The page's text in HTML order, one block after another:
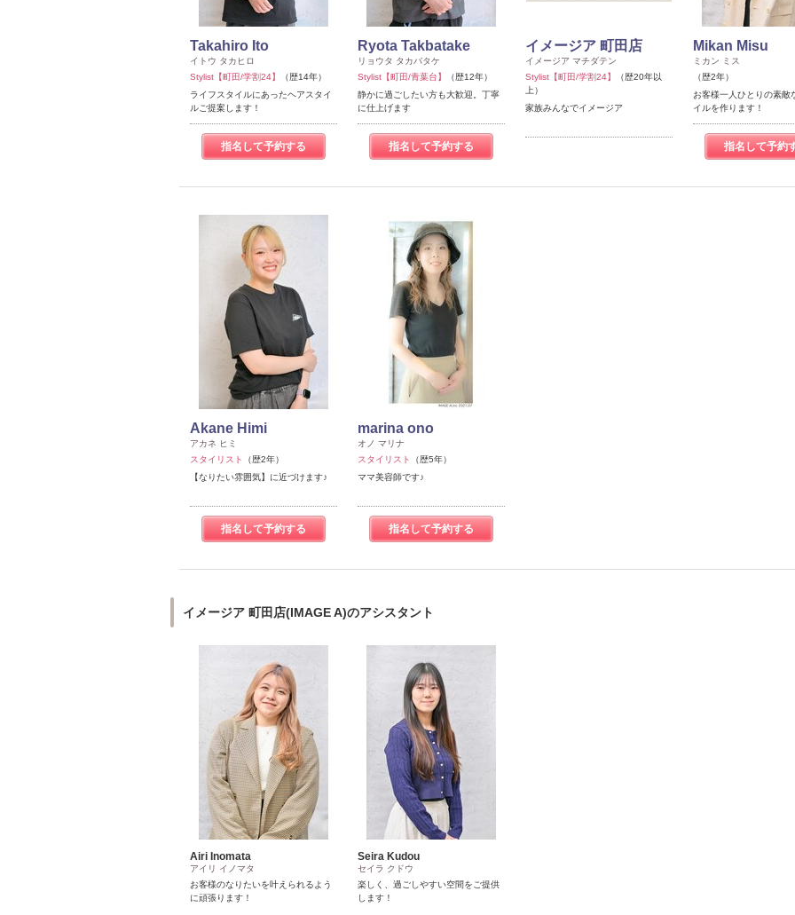
Takahiro Ito
イトウ タカヒロ
Stylist【町田/学割24】
（歴14年）
ライフスタイルにあったヘアスタイ
ルご提案します！
指名して予約する
Ryota Takbatake
リョウタ タカバタケ
Stylist【町田/青葉台】
（歴12年）
静かに過ごしたい方も大歓迎。丁寧
に仕上げます
指名して予約する
イメージア 町田店
イメージア マチダテン
Stylist【町田/学割24】
（歴20年以
上）
家族みんなでイメージア
Mikan Misu
ミカン ミス
（歴2年）
お客様一人ひとりの素敵
イルを作ります！
指名して予約
Akane Himi
アカネ ヒミ
スタイリスト
（歴2年）
【なりたい雰囲気】に近づけます♪
指名して予約する
marina ono
オノ マリナ
スタイリスト
（歴5年）
ママ美容師です♪
指名して予約する
イメージア 町田店(IMAGE A)のアシスタント
Airi Inomata
アイリ イノマタ
お客様のなりたいを叶えられるよう
に頑張ります！
Seira Kudou
セイラ クドウ
楽しく、過ごしやすい空間をご提供
します！